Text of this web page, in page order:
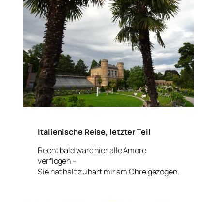
Italienische Reise, letzter Teil
Recht bald ward hier alle Amore
verflogen –
Sie hat halt zu hart mir am Ohre gezogen.